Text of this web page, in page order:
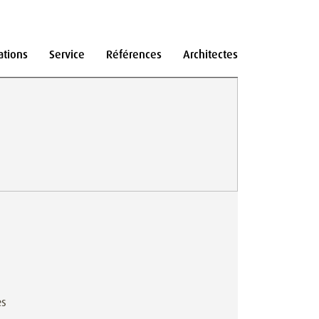
Service Références Architectes